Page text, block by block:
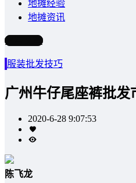
地摊经验
地摊资讯
写文章
服装批发技巧
广州牛仔尾座裤批发
2020-6-28 9:07:53
陈飞龙